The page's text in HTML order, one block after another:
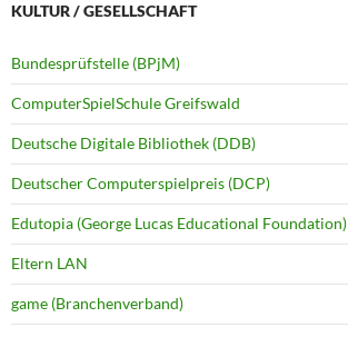
KULTUR / GESELLSCHAFT
Bundesprüfstelle (BPjM)
ComputerSpielSchule Greifswald
Deutsche Digitale Bibliothek (DDB)
Deutscher Computerspielpreis (DCP)
Edutopia (George Lucas Educational Foundation)
Eltern LAN
game (Branchenverband)